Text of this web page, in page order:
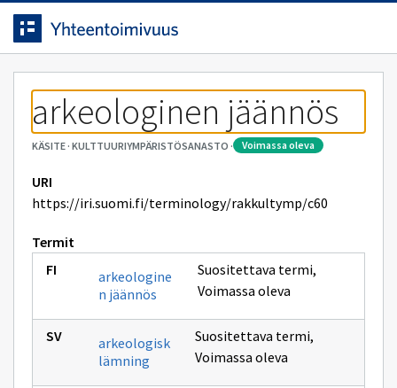
Siirrytty
sivulle
Siirry suoraan sisältöön.
arkeologinen jäännös
KÄSITE· KULTTUURIYMPÄRISTÖSANASTO · voimassa oleva
URI
https://iri.suomi.fi/terminology/rakkultymp/c60
Termit
arkeologine
n jäännös
Suositettava termi,
Voimassa oleva
arkeologisk
lämning
Suositettava termi,
Voimassa oleva